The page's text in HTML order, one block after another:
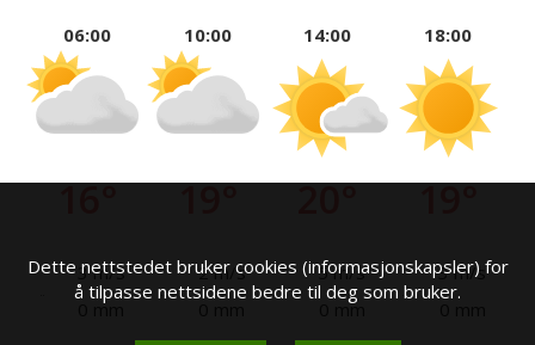
06:00
16°
3 m/s
0 mm
10:00
19°
2 m/s
14:00
20°
5 m/s
0 mm
18:00
19°
3 m/s
Dette nettstedet bruker cookies (informasjonskapsler) for
å tilpasse nettsidene bedre til deg som bruker.